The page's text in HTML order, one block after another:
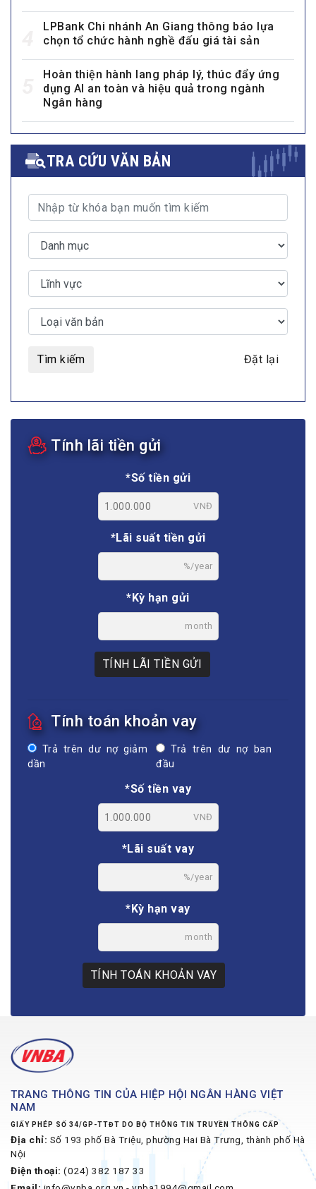
LPBank Chi nhánh An Giang thông báo lựa
chọn tổ chức hành nghề đấu giá tài sản
Hoàn thiện hành lang pháp lý, thúc đẩy ứng
dụng AI an toàn và hiệu quả trong ngành
Ngân hàng
TRA CỨU VĂN BẢN
Tìm kiếm Đặt lại
Tính lãi tiền gửi
*Số tiền gửi
VNĐ
*Lãi suất tiền gửi
%/year
*Kỳ hạn gửi
month
TÍNH LÃI TIỀN GỬI
Tính toán khoản vay
Trả trên dư nợ giảm
dần
Trả trên dư nợ ban
đầu
*Số tiền vay
VNĐ
*Lãi suất vay
%/year
*Kỳ hạn vay
month
TÍNH TOÁN KHOẢN VAY
TRANG THÔNG TIN CỦA HIỆP HỘI NGÂN HÀNG VIỆT
NAM
GIẤY PHÉP SỐ 34/GP-TTĐT DO BỘ THÔNG TIN TRUYỀN THÔNG CẤP
Địa chỉ: Số 193 phố Bà Triệu, phường Hai Bà Trưng, thành phố Hà
Nội
Điện thoại: (024) 382 187 33